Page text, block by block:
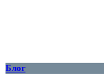
Блог